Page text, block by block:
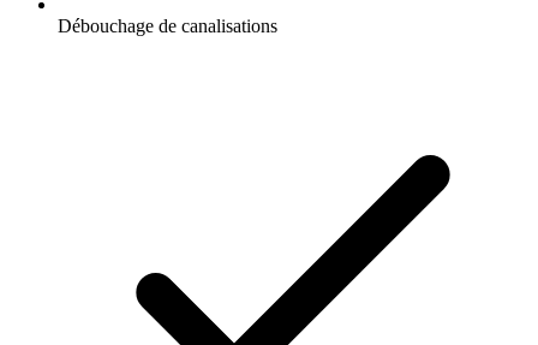
Débouchage de canalisations